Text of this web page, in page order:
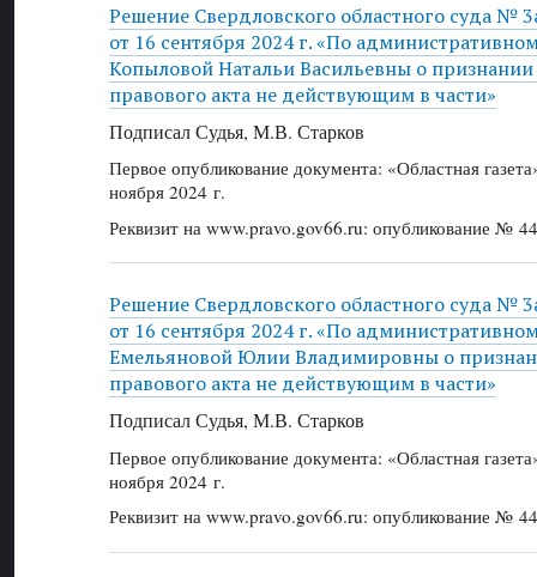
Решение Свердловского областного суда №
от 16 сентября 2024 г. «По
Копыловой Натальи Васильевны о
правового акта не действующим в части»
Подписал Судья, М.В. Старков
Первое опубликование документа: «Областная
ноября 2024 г.
Реквизит на www.pravo.gov66.ru: опубликование №
Решение Свердловского областного суда №
от 16 сентября 2024 г. «По
Емельяновой Юлии Владимировны о
правового акта не действующим в части»
Подписал Судья, М.В. Старков
Первое опубликование документа: «Областная
ноября 2024 г.
Реквизит на www.pravo.gov66.ru: опубликование №